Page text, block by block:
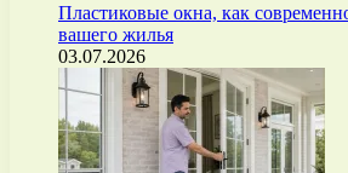
Пластиковые окна, как
вашего жилья
03.07.2026